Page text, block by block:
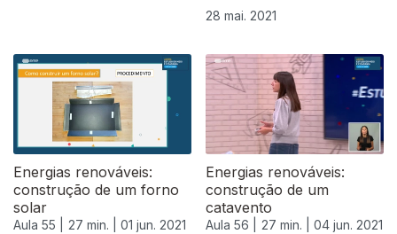
28 mai. 2021
Energias renováveis:
construção de um forno
solar
Aula 55 | 27 min. | 01 jun. 2021
Energias renováveis:
construção de um
catavento
Aula 56 | 27 min. | 04 jun. 2021